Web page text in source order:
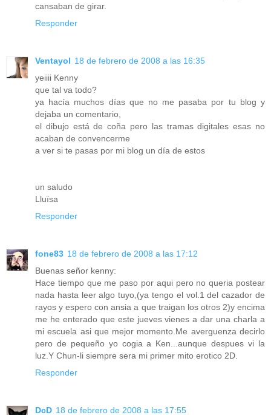
cansaban de girar.
Responder
Ventayol 18 de febrero de 2008 a las 16:35
yeiiii Kenny
que tal va todo?
ya hacía muchos días que no me pasaba por tu blog y
dejaba un comentario,
el dibujo está de coña pero las tramas digitales esas no
acaban de convencerme
a ver si te pasas por mi blog un día de estos
un saludo
Lluïsa
Responder
fone83 18 de febrero de 2008 a las 17:12
Buenas señor kenny:
Hace tiempo que me paso por aqui pero no queria postear
nada hasta leer algo tuyo,(ya tengo el vol.1 del cazador de
rayos y espero con ansia a que traigan los otros 2)y encima
me he enterado que este jueves vienes a dar una charla a
mi escuela asi que mejor momento.Me averguenza decirlo
pero de pequeño yo cogia a Ken...aunque despues vi la
luz.Y Chun-li siempre sera mi primer mito erotico 2D.
Responder
DcD 18 de febrero de 2008 a las 17:55